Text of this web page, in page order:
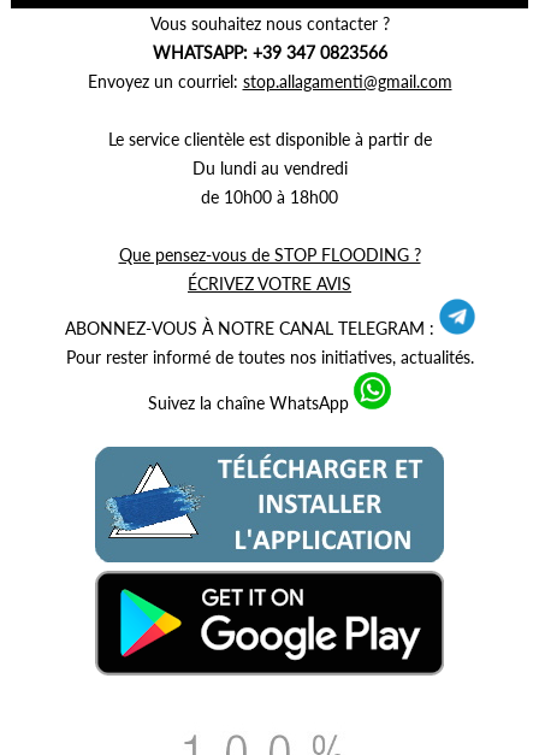
Vous souhaitez nous contacter ?
WHATSAPP: +39 347 0823566
Envoyez un courriel: stop.allagamenti@gmail.com
Le service clientèle est disponible à partir de
Du lundi au vendredi
de 10h00 à 18h00
Que pensez-vous de STOP FLOODING ?
ÉCRIVEZ VOTRE AVIS
ABONNEZ-VOUS À NOTRE CANAL TELEGRAM :
Pour rester informé de toutes nos initiatives, actualités.
Suivez la chaîne WhatsApp